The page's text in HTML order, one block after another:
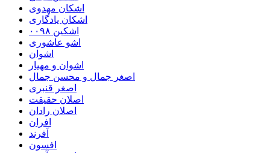
اشکان مهدوی
اشکان یادگاری
اشکین ۰۰۹۸
اشو عاشوری
اشوان
اشوان و مهیار
اصغر جمال و محسن جمال
اصغر قنبری
اصلان حقیقت
اصلان رادان
افران
اَفرند
افسون